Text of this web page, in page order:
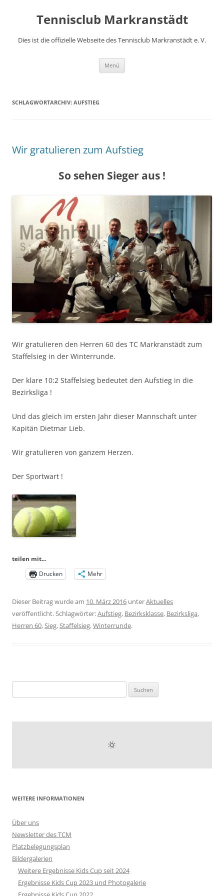
springenTennisclub Markranstädt
Dies ist die offizielle Webseite des Tennisclub Markranstädt e. V.
Menü
SCHLAGWORTARCHIV: AUFSTIEG
Wir gratulieren zum Aufstieg
So sehen Sieger aus !
Wir gratulieren den Herren 60 des TC Markranstädt zum
Staffelsieg in der Winterrunde.
Der klare 10:2 Staffelsieg bedeutet den Aufstieg in die
Bezirksliga !
Und das gleich im ersten Jahr dieser Mannschaft unter
Kapitän Dietmar Lieb.
Wir gratulieren von ganzem Herzen.
Der Sportwart !
teilen mit...
Drucken
Mehr
Dieser Beitrag wurde am 10. März 2016 unterAktuelles
veröffentlicht. Schlagwörter:Aufstieg, Bezirksklasse, Bezirksliga,
Herren 60,Sieg,Staffelsieg,Winterrunde.
nach:
WEITERE INFORMATIONEN
Über uns
Newsletter des TCM
Platzbelegungsplan
Bildergalerien
Weitere Ergebnisse Kids Cup seit 2024
Ergebnisse Kids Cup 2023 und Photogalerie